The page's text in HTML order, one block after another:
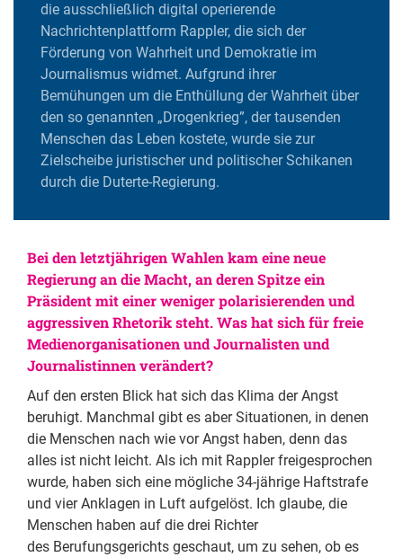
die ausschließlich digital operierende
Nachrichtenplattform Rappler, die sich der
Förderung von Wahrheit und Demokratie im
Journalismus widmet. Aufgrund ihrer
Bemühungen um die Enthüllung der Wahrheit über
den so genannten „Drogenkrieg”, der tausenden
Menschen das Leben kostete, wurde sie zur
Zielscheibe juristischer und politischer Schikanen
durch die Duterte-Regierung.
Bei den letztjährigen Wahlen kam eine neue
Regierung an die Macht, an deren Spitze ein
Präsident mit einer weniger polarisierenden und
aggressiven Rhetorik steht. Was hat sich für freie
Medienorganisationen und Journalisten und
Journalistinnen verändert?
Auf den ersten Blick hat sich das Klima der Angst
beruhigt. Manchmal gibt es aber Situationen, in denen
die Menschen nach wie vor Angst haben, denn das
alles ist nicht leicht. Als ich mit Rappler freigesprochen
wurde, haben sich eine mögliche 34-jährige Haftstrafe
und vier Anklagen in Luft aufgelöst. Ich glaube, die
Menschen haben auf die drei Richter
des Berufungsgerichts geschaut, um zu sehen, ob es